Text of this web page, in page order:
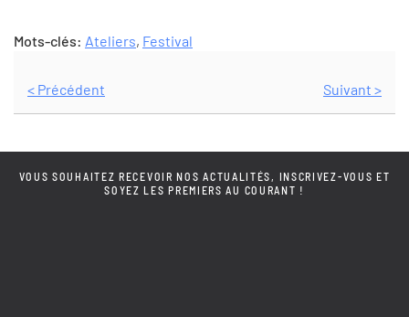
Mots-clés: Ateliers, Festival
< Précédent Suivant >
VOUS SOUHAITEZ RECEVOIR NOS ACTUALITÉS, INSCRIVEZ-VOUS ET
SOYEZ LES PREMIERS AU COURANT !